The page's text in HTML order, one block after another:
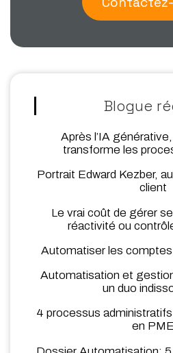
Blogue
Après l’IA
transforme les
Portrait Edward Kezber,
client
Le vrai coût de gérer
réactivité ou
Automatiser les
Automatisation et
un duo
4 processus
en PME